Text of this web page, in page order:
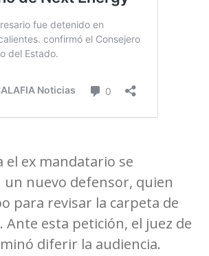
el ex mandatario se
un nuevo defensor, quien
para revisar la carpeta de
Ante esta petición, el juez de
diferir la audiencia.